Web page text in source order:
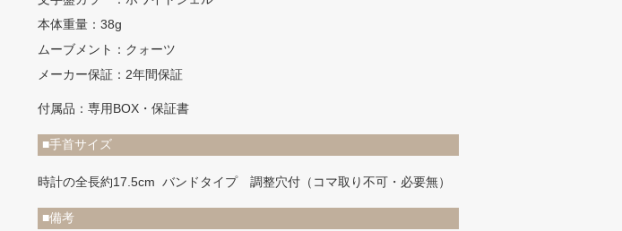
本体重量：38g
ムーブメント：クォーツ
メーカー保証：2年間保証
付属品：専用BOX・保証書
■手首サイズ
時計の全長約17.5cm バンドタイプ 調整穴付（コマ取り不可・必要無）
■備考